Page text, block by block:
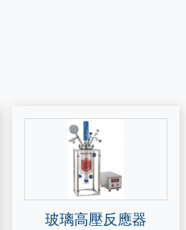
玻璃高壓反應器